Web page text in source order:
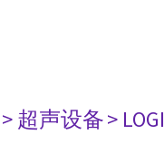
> 超声设备>